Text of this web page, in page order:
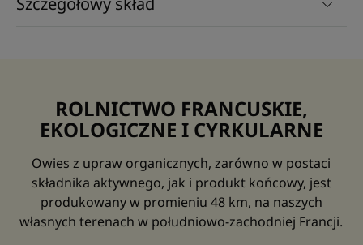
ROLNICTWO FRANCUSKIE,
EKOLOGICZNE I CYRKULARNE
Owies z upraw organicznych, zarówno w postaci
składnika aktywnego, jak i produkt końcowy, jest
produkowany w promieniu 48 km, na naszych
własnych terenach w południowo-zachodniej Francji.